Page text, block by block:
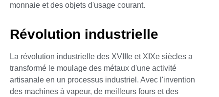
monnaie et des objets d'usage courant.
Révolution industrielle
La révolution industrielle des XVIIIe et XIXe siècles a
transformé le moulage des métaux d'une activité
artisanale en un processus industriel. Avec l'invention
des machines à vapeur, de meilleurs fours et des